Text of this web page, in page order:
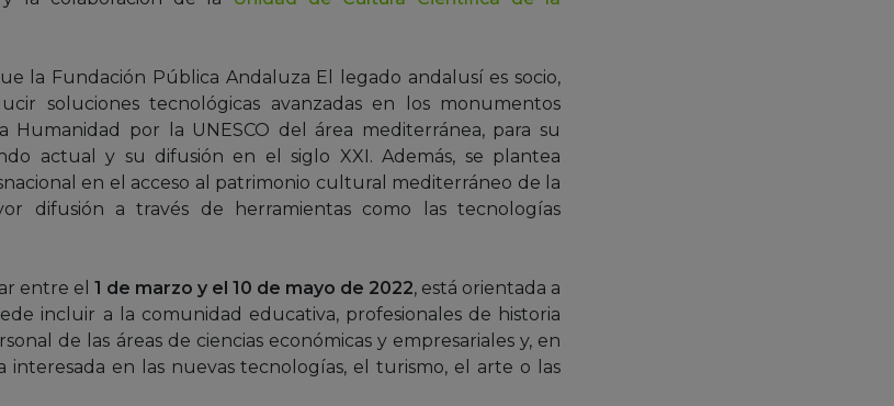
la Fundación Pública Andaluza El legado andalusí es socio,
soluciones tecnológicas avanzadas en los monumentos
Humanidad por la UNESCO del área mediterránea, para su
actual y su difusión en el siglo XXI. Además, se plantea
en el acceso al patrimonio cultural mediterráneo de la
difusión a través de herramientas como las tecnologías
entre el 1 de marzo y el 10 de mayo de 2022, está orientada a
incluir a la comunidad educativa, profesionales de historia
de las áreas de ciencias económicas y empresariales y, en
interesada en las nuevas tecnologías, el turismo, el arte o las